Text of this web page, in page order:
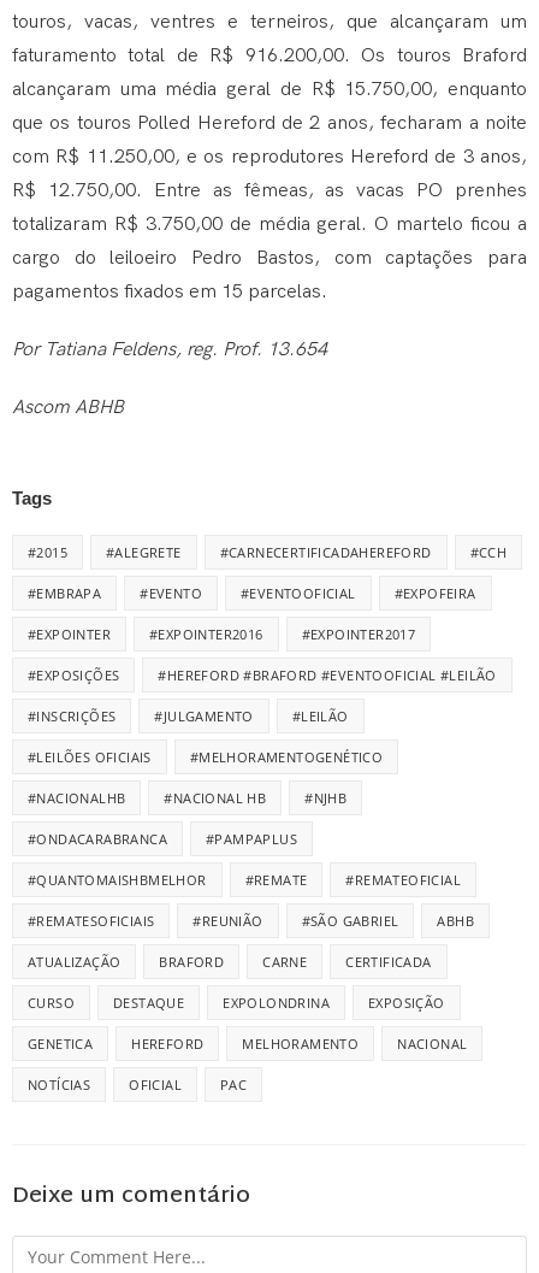
touros, vacas, ventres e terneiros, que alcançaram um
faturamento total de R$ 916.200,00. Os touros Braford
alcançaram uma média geral de R$ 15.750,00, enquanto
que os touros Polled Hereford de 2 anos, fecharam a noite
com R$ 11.250,00, e os reprodutores Hereford de 3 anos,
R$ 12.750,00. Entre as fêmeas, as vacas PO prenhes
totalizaram R$ 3.750,00 de média geral. O martelo ficou a
cargo do leiloeiro Pedro Bastos, com captações para
pagamentos fixados em 15 parcelas.
Por Tatiana Feldens, reg. Prof. 13.654
Ascom ABHB
Tags
#2015 #ALEGRETE #CARNECERTIFICADAHEREFORD #CCH
#EMBRAPA #EVENTO #EVENTOOFICIAL #EXPOFEIRA
#EXPOINTER #EXPOINTER2016 #EXPOINTER2017
#EXPOSIÇÕES #HEREFORD #BRAFORD #EVENTOOFICIAL #LEILÃO
#INSCRIÇÕES #JULGAMENTO #LEILÃO
#LEILÕES OFICIAIS #MELHORAMENTOGENÉTICO
#NACIONALHB #NACIONAL HB #NJHB
#ONDACARABRANCA #PAMPAPLUS
#QUANTOMAISHBMELHOR #REMATE #REMATEOFICIAL
#REMATESOFICIAIS #REUNIÃO #SÃO GABRIEL ABHB
ATUALIZAÇÃO BRAFORD CARNE CERTIFICADA
CURSO DESTAQUE EXPOLONDRINA EXPOSIÇÃO
GENETICA HEREFORD MELHORAMENTO NACIONAL
NOTÍCIAS OFICIAL PAC
Deixe um comentário